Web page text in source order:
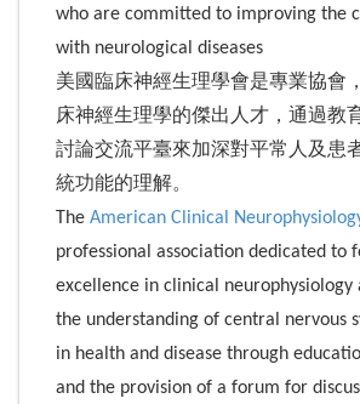
who are committed to improving the
with neurological diseases
美國臨床神經生理學會是專業協會
床神經生理學的傑出人才，通過教
討論交流平臺來加深對平常人及患
統功能的理解。
The American Clinical
professional association dedicated to
excellence in clinical
the understanding of central nervous
in health and disease through
and the provision of a forum for